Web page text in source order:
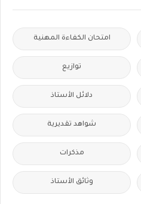
امتحان الكفاءة المهنية
توازيع
دلائل الأستاذ
شواهد تقديرية
مذكرات
وثائق الأستاذ